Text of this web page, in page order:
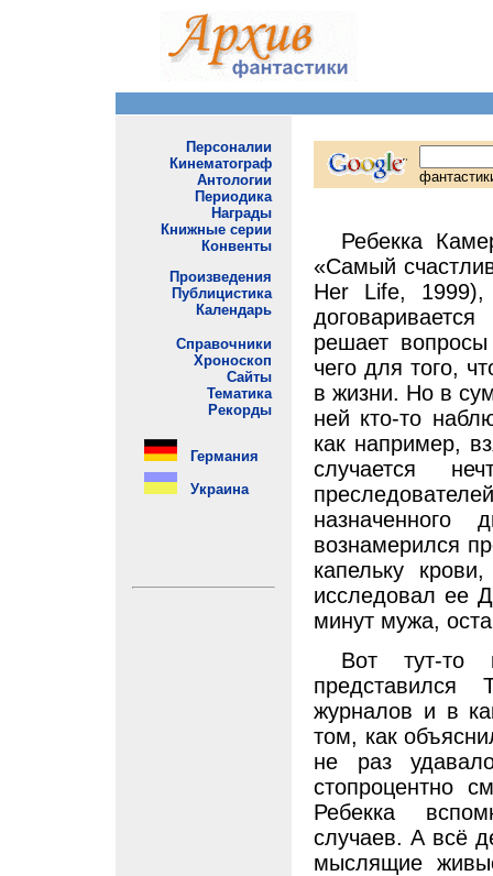
Ребекка
«Самый
Her Life, 1999),
решает
чего для того,
в жизни. Но в
ней кто-то
как например,
случается
вознамерился
капельку
исследовал ее
минут мужа,
Вот тут-
журналов и в
том, как
не раз
стопроцентно
Ребекка
случаев. А всё
мыслящие